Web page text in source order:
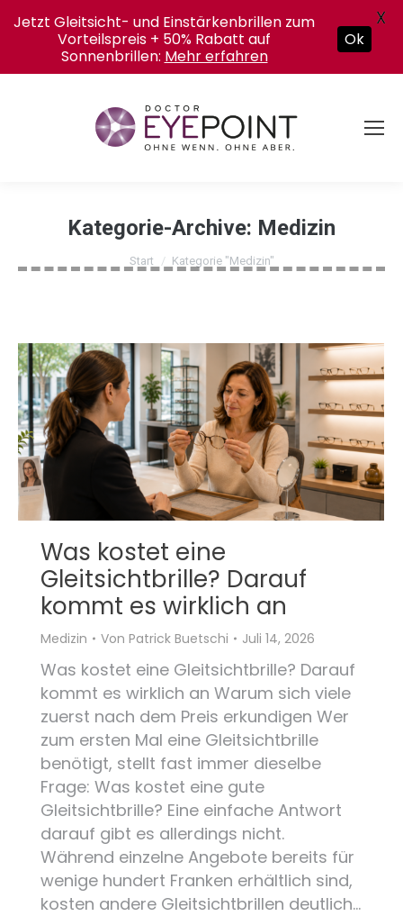
Kategorie-Archive: Medizin
Sie befinden sich hier:
Start Kategorie "Medizin"
Was kostet eine
Gleitsichtbrille? Darauf
kommt es wirklich an
Medizin Von Patrick Buetschi Juli 14, 2026
Was kostet eine Gleitsichtbrille? Darauf
kommt es wirklich an Warum sich viele
zuerst nach dem Preis erkundigen Wer
zum ersten Mal eine Gleitsichtbrille
benötigt, stellt fast immer dieselbe
Frage: Was kostet eine gute
Gleitsichtbrille? Eine einfache Antwort
darauf gibt es allerdings nicht.
Während einzelne Angebote bereits für
wenige hundert Franken erhältlich sind,
kosten andere Gleitsichtbrillen deutlich…
Jetzt Gleitsicht- und Einstärkenbrillen zum
Vorteilspreis + 50% Rabatt auf
Sonnenbrillen: Mehr erfahren
Ok
X